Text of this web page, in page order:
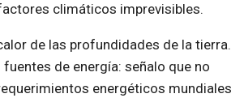
climáticos imprevisibles.
de las profundidades de la tierra.
de energía: señalo que no
energéticos mundiales